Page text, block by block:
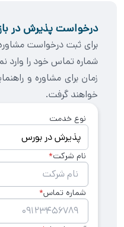
فعالان در بازار نوآوران
شرایط این بازار با سایر
جدیدی در امیدنامه
سیستم‌های کنترل داخلی و
و دعاوی احتمالی را
نظیر توضیحات
نماید.
درخواست پذیرش در
برای ثبت درخواست
شماره تماس خود را وارد
زمان برای مشاوره و
خواهند گرفت.
نوع خدمت
نام شرکت
شماره تماس